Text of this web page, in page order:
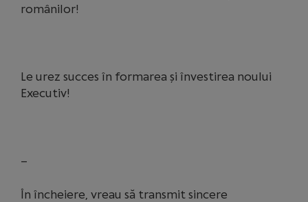
românilor!
Le urez succes în formarea și învestirea noului
Executiv!
–
În încheiere, vreau să transmit sincere